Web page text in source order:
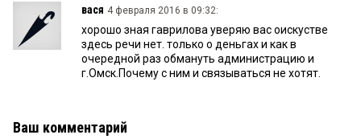
вася 4 февраля 2016 в 09:32:
хорошо зная гаврилова уверяю вас оискустве
здесь речи нет. только о деньгах и как в
очередной раз обмануть администрацию и
г.Омск.Почему с ним и связываться не хотят.
Ваш комментарий